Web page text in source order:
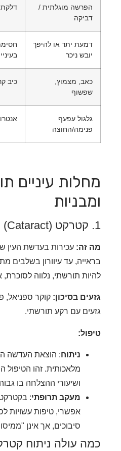
מוגלתית /
דלקת לחמית,
יתר או להיפך
חסימת צינור
מצמוץ,
כיב קרנית,
עפעף
החוצה
אנטרופיון /
עיניים
עכירות בעדשת העין שחוסמת
עד עיוורון בשלבים מתקדמים.
תורשתי, נלווה לסוכרת, או קשור
בסיכון:קוקר ספניאל, פודל,
עם רקע תורשתי.
: הוצאת העדשה העכורה
מלאכותית. זהו הטיפול היחיד
ושיעורי ההצלחה בו גבוהים
מעקב תרופתי: בקטרקט קל או
אפשרי, טיפות עשויות לסייע
סיבוכים, אך אינן "ממיסות" את
עולה ניתוח קטרקט